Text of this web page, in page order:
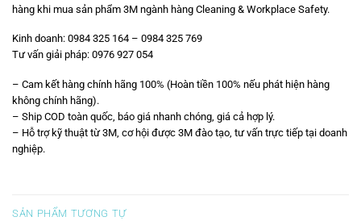
hàng khi mua sản phẩm 3M ngành hàng Cleaning & Workplace Safety.
Kinh doanh: 0984 325 164 – 0984 325 769
Tư vấn giải pháp: 0976 927 054
– Cam kết hàng chính hãng 100% (Hoàn tiền 100% nếu phát hiện hàng
không chính hãng).
– Ship COD toàn quốc, báo giá nhanh chóng, giá cả hợp lý.
– Hỗ trợ kỹ thuật từ 3M, cơ hội được 3M đào tạo, tư vấn trực tiếp tại doanh
nghiệp.
SẢN PHẨM TƯƠNG TỰ